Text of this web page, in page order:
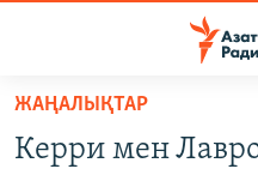
Skip
main
ЖАҢАЛЫҚТАР
Керри мен